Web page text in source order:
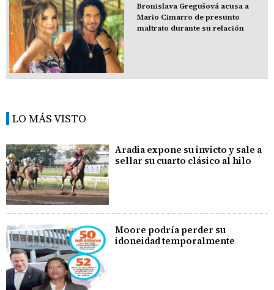
Bronislava Gregušová acusa a
Mario Cimarro de presunto
maltrato durante su relación
LO MÁS VISTO
Aradia expone su invicto y sale a
sellar su cuarto clásico al hilo
Moore podría perder su
idoneidad temporalmente